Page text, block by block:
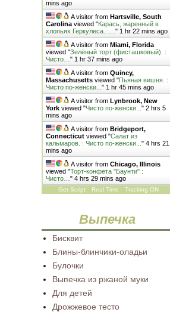
mins ago
A visitor from Hartsville, South
Carolina viewed "Карась, жаренный в
хлопьях Геркулеса. :… " 1 hr 22 mins ago
A visitor from Miami, Florida
viewed "Зелёный торт (фисташковый). :
Чисто… " 1 hr 37 mins ago
A visitor from Quincy,
Massachusetts viewed "Пьяная вишня. :
Чисто по-женски... " 1 hr 45 mins ago
A visitor from Lynbrook, New
York viewed "Чисто по-женски... " 2 hrs 5
mins ago
A visitor from Bridgeport,
Connecticut viewed "Салат из
кальмаров. : Чисто по-женски... " 4 hrs 21
mins ago
A visitor from Chicago, Illinois
viewed "Торт-конфета "Баунти" :
Чисто… " 4 hrs 29 mins ago
Get Script Real Time Tracking ON
Выпечка
Бисквит
Блины-блинчики-оладьи
Булочки
Выпечка из ржаной муки
Для детей
Дрожжевое тесто